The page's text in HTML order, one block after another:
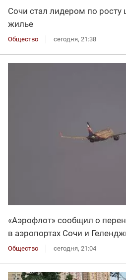
Сочи стал лидером по росту
жилье
Общество сегодня, 21:38
«Аэрофлот» сообщил о
в аэропортах Сочи и
Общество сегодня, 21:04